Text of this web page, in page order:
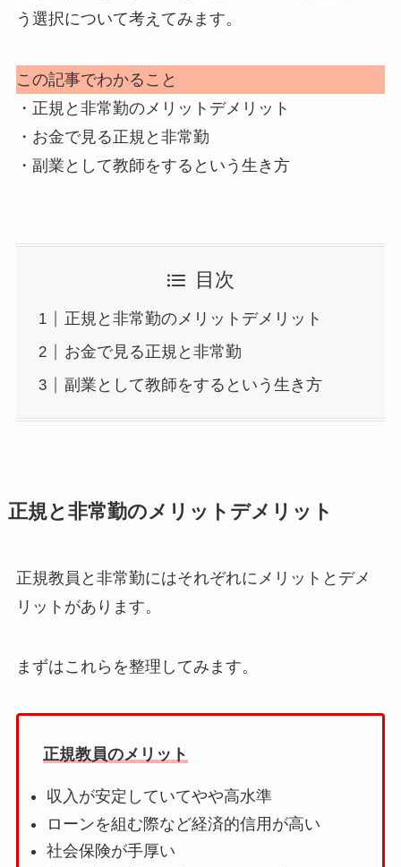
う選択について考えてみます。
この記事でわかること
・正規と非常勤のメリットデメリット
・お金で見る正規と非常勤
・副業として教師をするという生き方
目次
正規と非常勤のメリットデメリット
お金で見る正規と非常勤
副業として教師をするという生き方
正規と非常勤のメリットデメリット
正規教員と非常勤にはそれぞれにメリットとデメ
リットがあります。
まずはこれらを整理してみます。
正規教員のメリット
収入が安定していてやや高水準
ローンを組む際など経済的信用が高い
社会保険が手厚い